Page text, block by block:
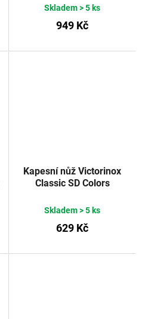
Skladem> 5 ks
949 Kč
Kapesní nůž Victorinox
Classic SD Colors
Skladem> 5 ks
629 Kč